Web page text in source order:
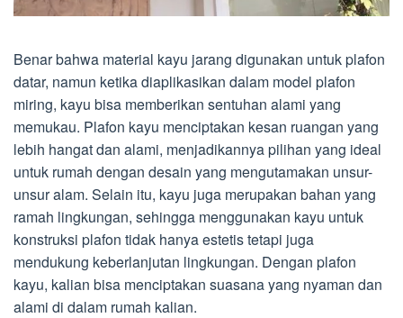
Benar bahwa material kayu jarang digunakan untuk plafon
datar, namun ketika diaplikasikan dalam model plafon
miring, kayu bisa memberikan sentuhan alami yang
memukau. Plafon kayu menciptakan kesan ruangan yang
lebih hangat dan alami, menjadikannya pilihan yang ideal
untuk rumah dengan desain yang mengutamakan unsur-
unsur alam. Selain itu, kayu juga merupakan bahan yang
ramah lingkungan, sehingga menggunakan kayu untuk
konstruksi plafon tidak hanya estetis tetapi juga
mendukung keberlanjutan lingkungan. Dengan plafon
kayu, kalian bisa menciptakan suasana yang nyaman dan
alami di dalam rumah kalian.